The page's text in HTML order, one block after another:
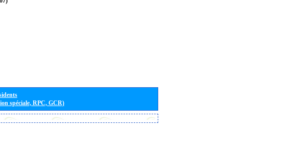
spéciale, RPC, GCR)